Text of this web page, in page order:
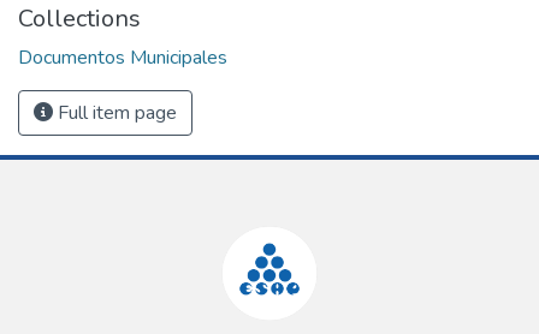
Collections
Documentos Municipales
Full item page